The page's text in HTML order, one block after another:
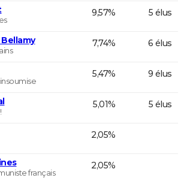
9,57% 5 élus
7,74% 6 élus
5,47% 9 élus
5,01% 5 élus
2,05%
français
2,05%